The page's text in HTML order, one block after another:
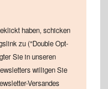
haben, schicken
zu ("Double Opt-
Sie in unseren
willigen Sie
Versandes